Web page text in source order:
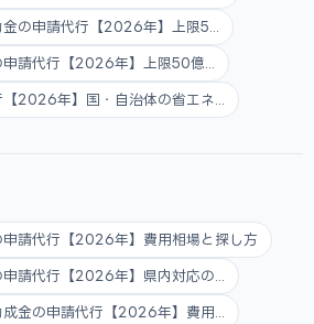
の申請代行【2026年】上限5...
請代行【2026年】上限50億...
2026年】国・自治体の省エネ...
請代行【2026年】費用相場と探し方
請代行【2026年】県内対応の...
金の申請代行【2026年】費用...